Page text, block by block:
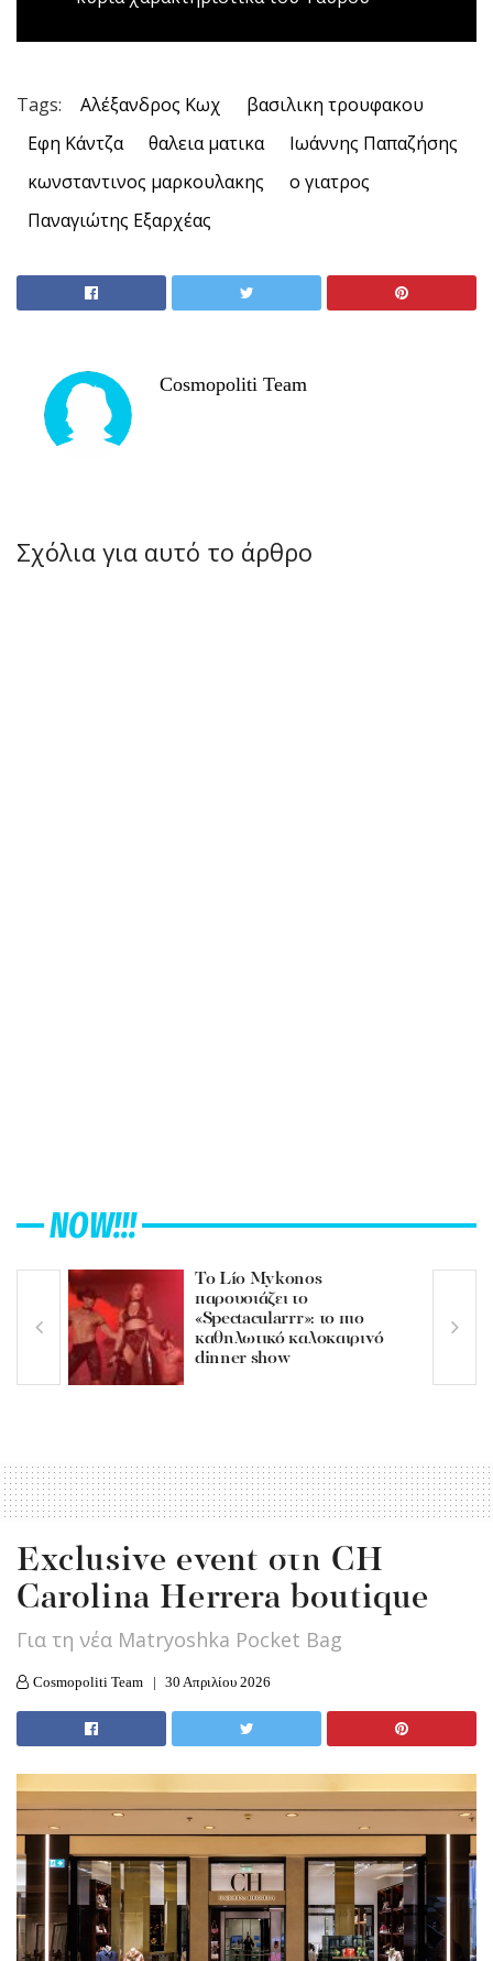
Tags: Αλέξανδρος Κωχ
βασιλικη τρουφακου
Εφη Κάντζα
θαλεια ματικα
Ιωάννης Παπαζήσης
κωνσταντινος μαρκουλακης
ο γιατρος
Παναγιώτης Εξαρχέας
Cosmopoliti Team
Σχόλια για αυτό το άρθρο
NOW!!!
Το Lío Mykonos
παρουσιάζει το
«Spectacularrr»: το πιο
καθηλωτικό καλοκαιρινό
dinner show
Exclusive event στη CH
Carolina Herrera boutique
Για τη νέα Matryoshka Pocket Bag
Cosmopoliti Team 30 Απριλίου 2026